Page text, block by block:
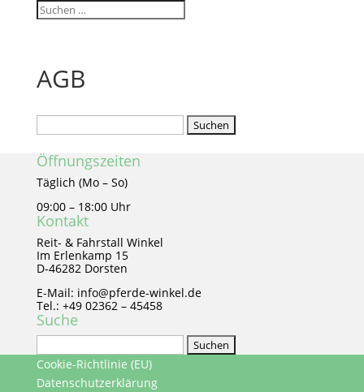
AGB
Öffnungszeiten
Täglich (Mo – So)
09:00 – 18:00 Uhr
Kontakt
Reit- & Fahrstall Winkel
Im Erlenkamp 15
D-46282 Dorsten
E-Mail: info@pferde-winkel.de
Tel.: +49 02362 – 45458
Suche
Suchen
nach:
Cookie-Richtlinie (EU)
Datenschutzerklärung